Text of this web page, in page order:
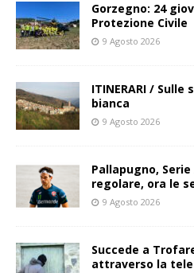
Gorzegno: 24
Protezione Civile
9 Agosto 2026
ITINERARI /
bianca
9 Agosto 2026
Pallapugno,
regolare, ora le
9 Agosto 2026
Succede a
attraverso la